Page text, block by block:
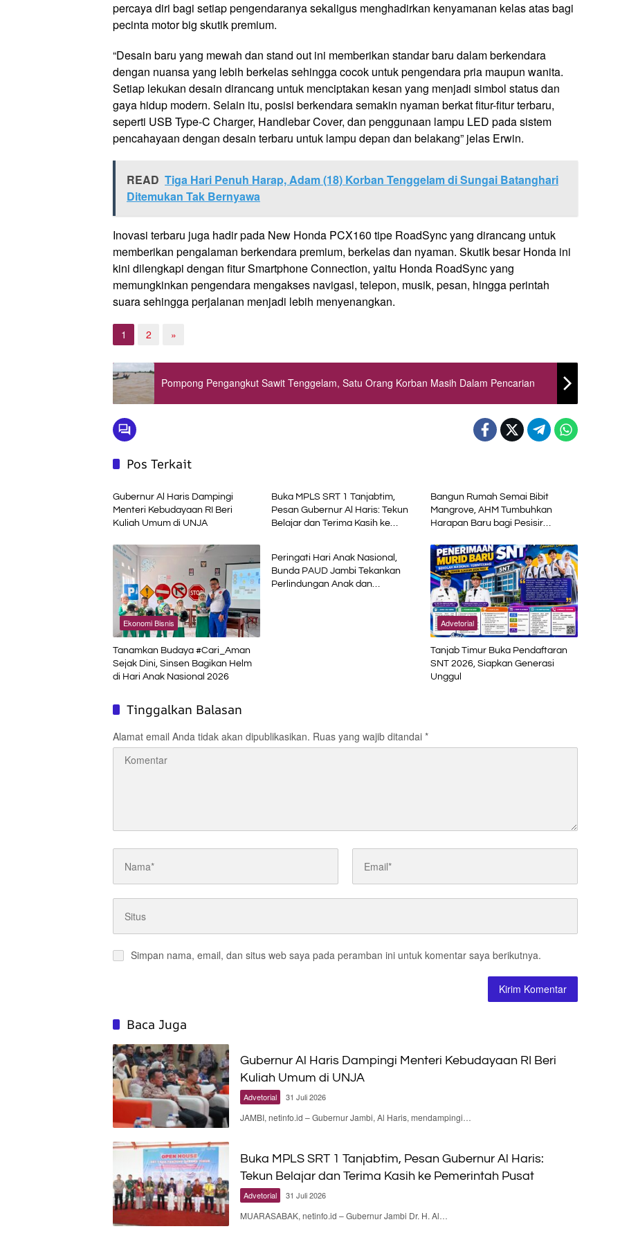
percaya diri bagi setiap pengendaranya sekaligus menghadirkan kenyamanan kelas atas bagi
pecinta motor big skutik premium.
“Desain baru yang mewah dan stand out ini memberikan standar baru dalam berkendara
dengan nuansa yang lebih berkelas sehingga cocok untuk pengendara pria maupun wanita.
Setiap lekukan desain dirancang untuk menciptakan kesan yang menjadi simbol status dan
gaya hidup modern. Selain itu, posisi berkendara semakin nyaman berkat fitur-fitur terbaru,
seperti USB Type-C Charger, Handlebar Cover, dan penggunaan lampu LED pada sistem
pencahayaan dengan desain terbaru untuk lampu depan dan belakang” jelas Erwin.
READ Tiga Hari Penuh Harap, Adam (18) Korban Tenggelam di Sungai Batanghari
Ditemukan Tak Bernyawa
Inovasi terbaru juga hadir pada New Honda PCX160 tipe RoadSync yang dirancang untuk
memberikan pengalaman berkendara premium, berkelas dan nyaman. Skutik besar Honda ini
kini dilengkapi dengan fitur Smartphone Connection, yaitu Honda RoadSync yang
memungkinkan pengendara mengakses navigasi, telepon, musik, pesan, hingga perintah
suara sehingga perjalanan menjadi lebih menyenangkan.
1 2 »
Pompong Pengangkut Sawit Tenggelam, Satu Orang Korban Masih Dalam Pencarian
Pos Terkait
Advetorial
Gubernur Al Haris Dampingi
Menteri Kebudayaan RI Beri
Kuliah Umum di UNJA
Buka MPLS SRT 1 Tanjabtim,
Pesan Gubernur Al Haris: Tekun
Belajar dan Terima Kasih ke
Bangun Rumah Semai Bibit
Mangrove, AHM Tumbuhkan
Harapan Baru bagi Pesisir
Ekonomi Bisnis
Tanamkan Budaya #Cari_Aman
Sejak Dini, Sinsen Bagikan Helm
di Hari Anak Nasional 2026
Advetorial
Peringati Hari Anak Nasional,
Bunda PAUD Jambi Tekankan
Perlindungan Anak dan
Advetorial
Tanjab Timur Buka Pendaftaran
SNT 2026, Siapkan Generasi
Unggul
Tinggalkan Balasan
Alamat email Anda tidak akan dipublikasikan. Ruas yang wajib ditandai *
Simpan nama, email, dan situs web saya pada peramban ini untuk komentar saya berikutnya.
Baca Juga
Gubernur Al Haris Dampingi Menteri Kebudayaan RI Beri
Kuliah Umum di UNJA
Advetorial 31 Juli 2026
JAMBI, netinfo.id – Gubernur Jambi, Al Haris, mendampingi…
Buka MPLS SRT 1 Tanjabtim, Pesan Gubernur Al Haris:
Tekun Belajar dan Terima Kasih ke Pemerintah Pusat
Advetorial 31 Juli 2026
MUARASABAK, netinfo.id – Gubernur Jambi Dr. H. Al…